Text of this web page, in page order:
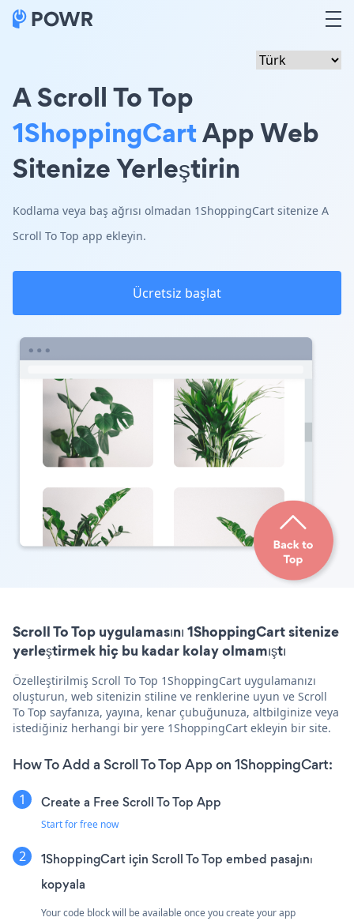
A Scroll To Top
1ShoppingCartApp Web
Sitenize Yerleştirin
Kodlama veya baş ağrısı olmadan 1ShoppingCart sitenize A
Scroll To Top app ekleyin.
Ücretsiz başlat
Scroll To Top uygulamasını 1ShoppingCart sitenize
yerleştirmek hiç bu kadar kolay olmamıştı
Özelleştirilmiş Scroll To Top 1ShoppingCart uygulamanızı
oluşturun, web sitenizin stiline ve renklerine uyun ve Scroll
To Top sayfanıza, yayına, kenar çubuğunuza, altbilginize veya
istediğiniz herhangi bir yere 1ShoppingCart ekleyin bir site.
How To Add a Scroll To Top App on 1ShoppingCart:
Create a Free Scroll To Top App
Start for free now
1ShoppingCart için Scroll To Top embed pasajını
kopyala
Your code block will be available once you create your app